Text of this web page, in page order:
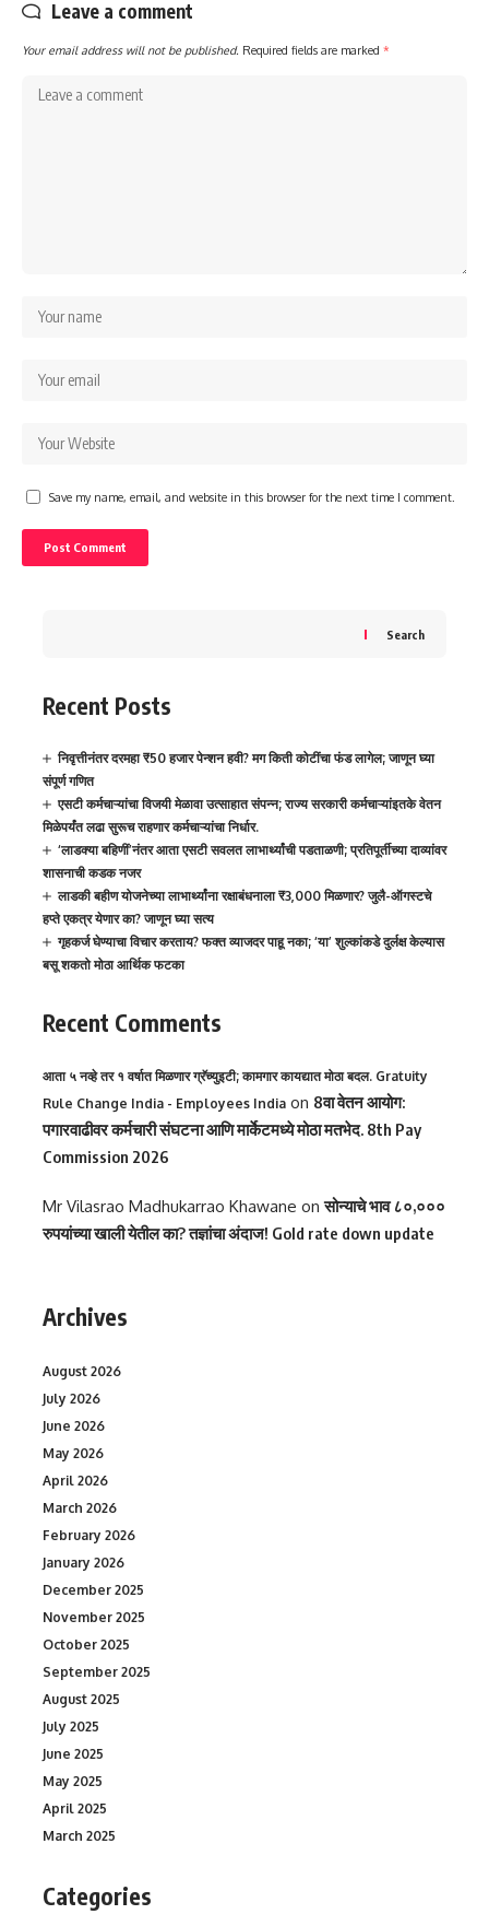
Leave a comment
Your email address will not be published. Required fields are marked *
Save my name, email, and website in this browser for the next time I comment.
Search
Recent Posts
निवृत्तीनंतर दरमहा ₹50 हजार पेन्शन हवी? मग किती कोटींचा फंड लागेल; जाणून घ्या
संपूर्ण गणित
एसटी कर्मचाऱ्यांचा विजयी मेळावा उत्साहात संपन्न; राज्य सरकारी कर्मचाऱ्यांइतके वेतन
मिळेपर्यंत लढा सुरूच राहणार कर्मचाऱ्यांचा निर्धार.
‘लाडक्या बहिणीं’नंतर आता एसटी सवलत लाभार्थ्यांची पडताळणी; प्रतिपूर्तीच्या दाव्यांवर
शासनाची कडक नजर
लाडकी बहीण योजनेच्या लाभार्थ्यांना रक्षाबंधनाला ₹3,000 मिळणार? जुलै-ऑगस्टचे
हप्ते एकत्र येणार का? जाणून घ्या सत्य
गृहकर्ज घेण्याचा विचार करताय? फक्त व्याजदर पाहू नका; ‘या’ शुल्कांकडे दुर्लक्ष केल्यास
बसू शकतो मोठा आर्थिक फटका
Recent Comments
आता ५ नव्हे तर १ वर्षात मिळणार ग्रॅच्युइटी; कामगार कायद्यात मोठा बदल. Gratuity
Rule Change India - Employees India on 8वा वेतन आयोग:
पगारवाढीवर कर्मचारी संघटना आणि मार्केटमध्ये मोठा मतभेद. 8th Pay
Commission 2026
Mr Vilasrao Madhukarrao Khawane onसोन्याचे भाव ८०,०००
रुपयांच्या खाली येतील का? तज्ञांचा अंदाज! Gold rate down update
Archives
August 2026
July 2026
June 2026
May 2026
April 2026
March 2026
February 2026
January 2026
December 2025
November 2025
October 2025
September 2025
August 2025
July 2025
June 2025
May 2025
April 2025
March 2025
Categories